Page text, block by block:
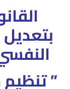
النفسي رقم
”